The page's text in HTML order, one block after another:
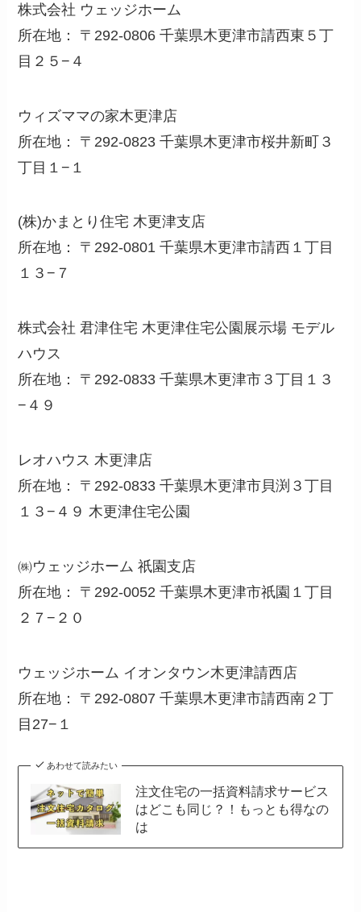
株式会社 ウェッジホーム
所在地： 〒292-0806 千葉県木更津市請西東５丁
目２５−４
ウィズママの家木更津店
所在地： 〒292-0823 千葉県木更津市桜井新町３
丁目１−１
(株)かまとり住宅 木更津支店
所在地： 〒292-0801 千葉県木更津市請西１丁目
１３−７
株式会社 君津住宅 木更津住宅公園展示場 モデル
ハウス
所在地： 〒292-0833 千葉県木更津市３丁目１３
−４９
レオハウス 木更津店
所在地： 〒292-0833 千葉県木更津市貝渕３丁目
１３−４９ 木更津住宅公園
㈱ウェッジホーム 祇園支店
所在地： 〒292-0052 千葉県木更津市祇園１丁目
２７−２０
ウェッジホーム イオンタウン木更津請西店
所在地： 〒292-0807 千葉県木更津市請西南２丁
目27−１
あわせて読みたい
注文住宅の一括資料請求サービス
はどこも同じ？！もっとも得なの
は